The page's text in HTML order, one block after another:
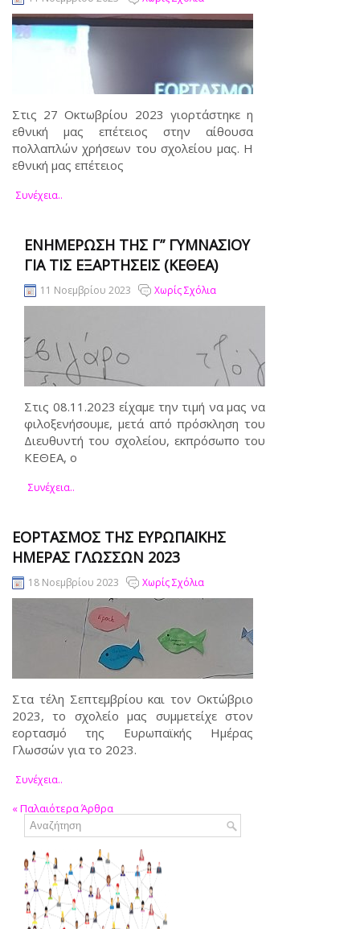
Στις 27 Οκτωβρίου 2023 γιορτάστηκε η
εθνική μας επέτειος στην αίθουσα
πολλαπλών χρήσεων του σχολείου μας. Η
εθνική μας επέτειος
Συνέχεια..
ΕΝΗΜΈΡΩΣΗ ΤΗΣ Γ” ΓΥΜΝΑΣΊΟΥ
ΓΙΑ ΤΙΣ ΕΞΑΡΤΉΣΕΙΣ (ΚΕΘΕΑ)
11 Νοεμβρίου 2023 Χωρίς Σχόλια
Στις 08.11.2023 είχαμε την τιμή να μας να
φιλοξενήσουμε, μετά από πρόσκληση του
Διευθυντή του σχολείου, εκπρόσωπο του
ΚΕΘΕΑ, ο
Συνέχεια..
ΕΟΡΤΑΣΜΌΣ ΤΗΣ ΕΥΡΩΠΑΪΚΉΣ
ΗΜΈΡΑΣ ΓΛΩΣΣΏΝ 2023
18 Νοεμβρίου 2023 Χωρίς Σχόλια
Στα τέλη Σεπτεμβρίου και τον Οκτώβριο
2023, το σχολείο μας συμμετείχε στον
εορτασμό της Ευρωπαϊκής Ημέρας
Γλωσσών για το 2023.
Συνέχεια..
«Παλαιότερα Άρθρα